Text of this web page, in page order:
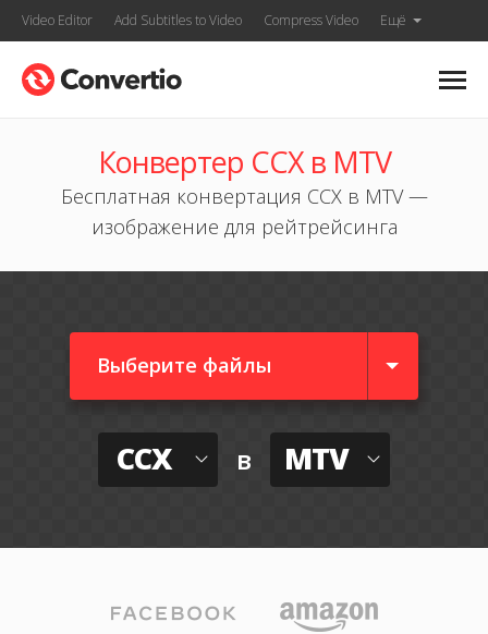
Video Editor Add Subtitles to Video Compress Video Ещё
Конвертер CCX в MTV
Бесплатная конвертация CCX в MTV —
изображение для рейтрейсинга
Выберите файлы
CCX в MTV